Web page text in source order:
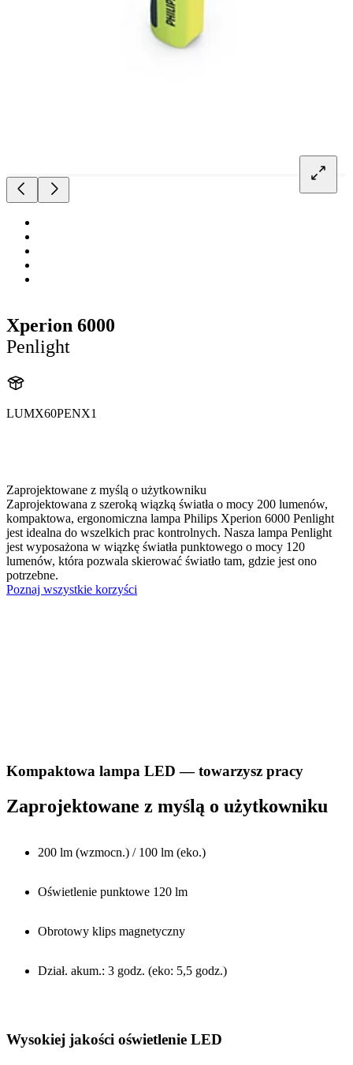
Xperion 6000
Penlight
LUMX60PENX1
Zaprojektowane z myślą o użytkowniku
Zaprojektowana z szeroką wiązką światła o mocy 200 lumenów,
kompaktowa, ergonomiczna lampa Philips Xperion 6000 Penlight
jest idealna do wszelkich prac kontrolnych. Nasza lampa Penlight
jest wyposażona w wiązkę światła punktowego o mocy 120
lumenów, która pozwala skierować światło tam, gdzie jest ono
potrzebne.
Poznaj wszystkie korzyści
Kompaktowa lampa LED — towarzysz pracy
Zaprojektowane z myślą o użytkowniku
200 lm (wzmocn.) / 100 lm (eko.)
Oświetlenie punktowe 120 lm
Obrotowy klips magnetyczny
Dział. akum.: 3 godz. (eko: 5,5 godz.)
Wysokiej jakości oświetlenie LED